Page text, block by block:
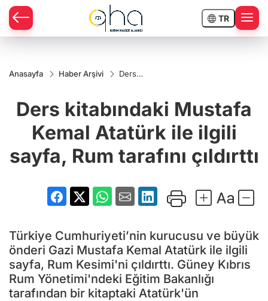
TR
Anasayfa Haber Arşivi
Ders
Kemal
Atatürk ile
Rum
tarafını
çıldırttı
Ders kitabındaki Mustafa
Kemal Atatürk ile ilgili
sayfa, Rum tarafını çıldırttı
Türkiye Cumhuriyeti’nin kurucusu ve büyük
önderi Gazi Mustafa Kemal Atatürk ile ilgili
sayfa, Rum Kesimi'ni çıldırttı. Güney Kıbrıs
Rum Yönetimi'ndeki Eğitim Bakanlığı
tarafından bir kitaptaki Atatürk'ün